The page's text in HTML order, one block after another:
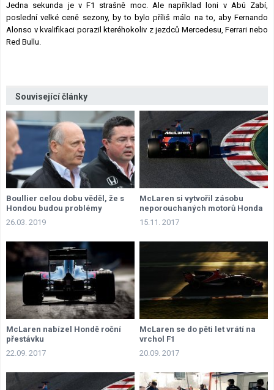
Jedna sekunda je v F1 strašně moc. Ale například loni v Abú Zabí,
poslední velké ceně sezony, by to bylo příliš málo na to, aby Fernando
Alonso v kvalifikaci porazil kteréhokoliv z jezdců Mercedesu, Ferrari nebo
Red Bullu.
Související články
Boullier celou dobu věděl, že s
Hondou budou problémy
26.03. 2019
McLaren si vytvořil zásobu
neporouchaných motorů Honda
15.11. 2017
McLaren nabízel Hondě roční
přestávku
22.09. 2017
McLaren se do pěti let vrátí na
vrchol F1
20.09. 2017